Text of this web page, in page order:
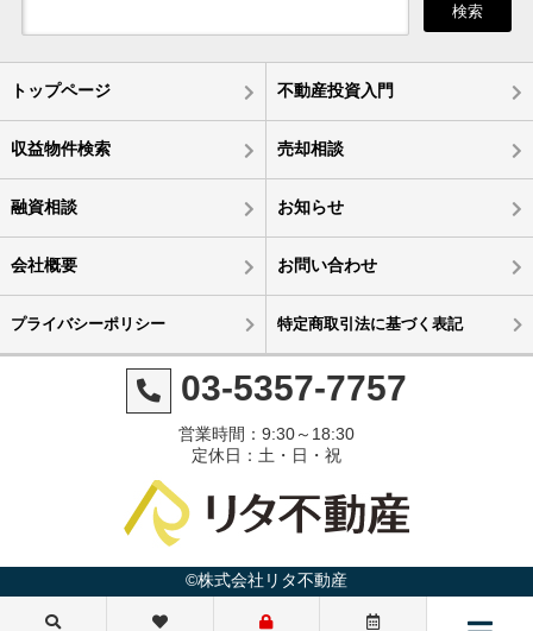
1億9,000万円
1億6,000万円
1億3,680万円
1億8,500万円
検索
トップページ 不動産投資入門
収益物件検索 売却相談
融資相談 お知らせ
会社概要 お問い合わせ
プライバシーポリシー 特定商取引法に基づく表記
03-5357-7757
営業時間：9:30～18:30
定休日：土・日・祝
©株式会社リタ不動産